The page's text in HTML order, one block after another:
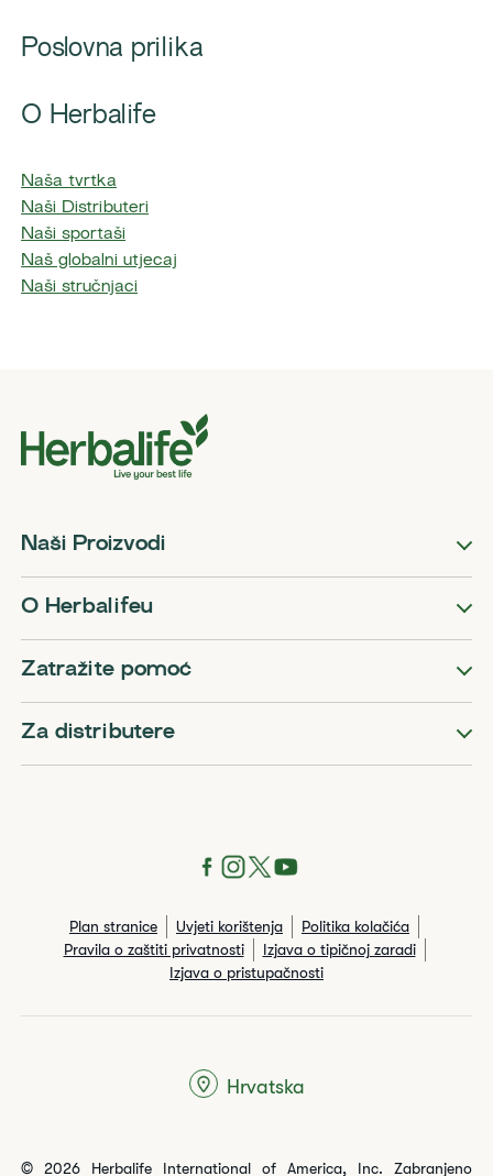
Poslovna prilika
O Herbalife
Naša tvrtka
Naši Distributeri
Naši sportaši
Naš globalni utjecaj
Naši stručnjaci
Naši Proizvodi
O Herbalifeu
Zatražite pomoć
Za distributere
Plan stranice Uvjeti korištenja
Politika kolačića
Pravila o zaštiti privatnosti
Izjava o tipičnoj zaradi
Izjava o pristupačnosti
© 2026 Herbalife International of America, Inc. Zabranjeno
Hrvatska